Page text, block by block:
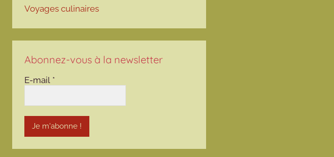
Voyages culinaires
Abonnez-vous à la newsletter
E-mail *